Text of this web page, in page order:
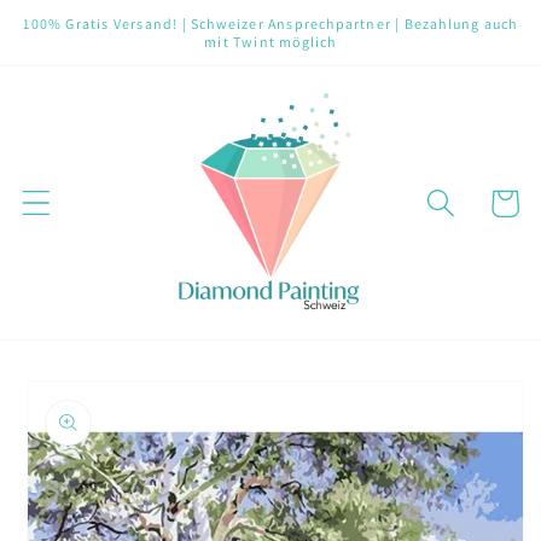
zum
100% Gratis Versand! | Schweizer Ansprechpartner | Bezahlung auch
mit Twint möglich